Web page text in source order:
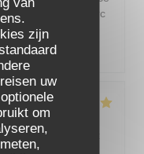
zijn
uw
om
la poitrine de porc
d'ordinaire.
5/5 Kwaliteit / Prijs